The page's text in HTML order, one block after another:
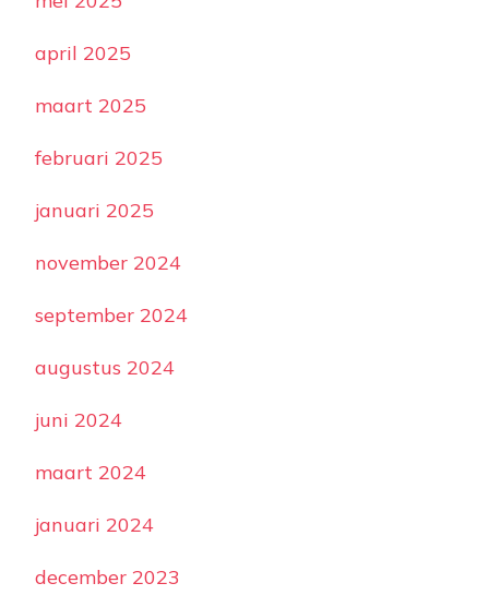
april 2025
maart 2025
februari 2025
januari 2025
november 2024
september 2024
augustus 2024
juni 2024
maart 2024
januari 2024
december 2023